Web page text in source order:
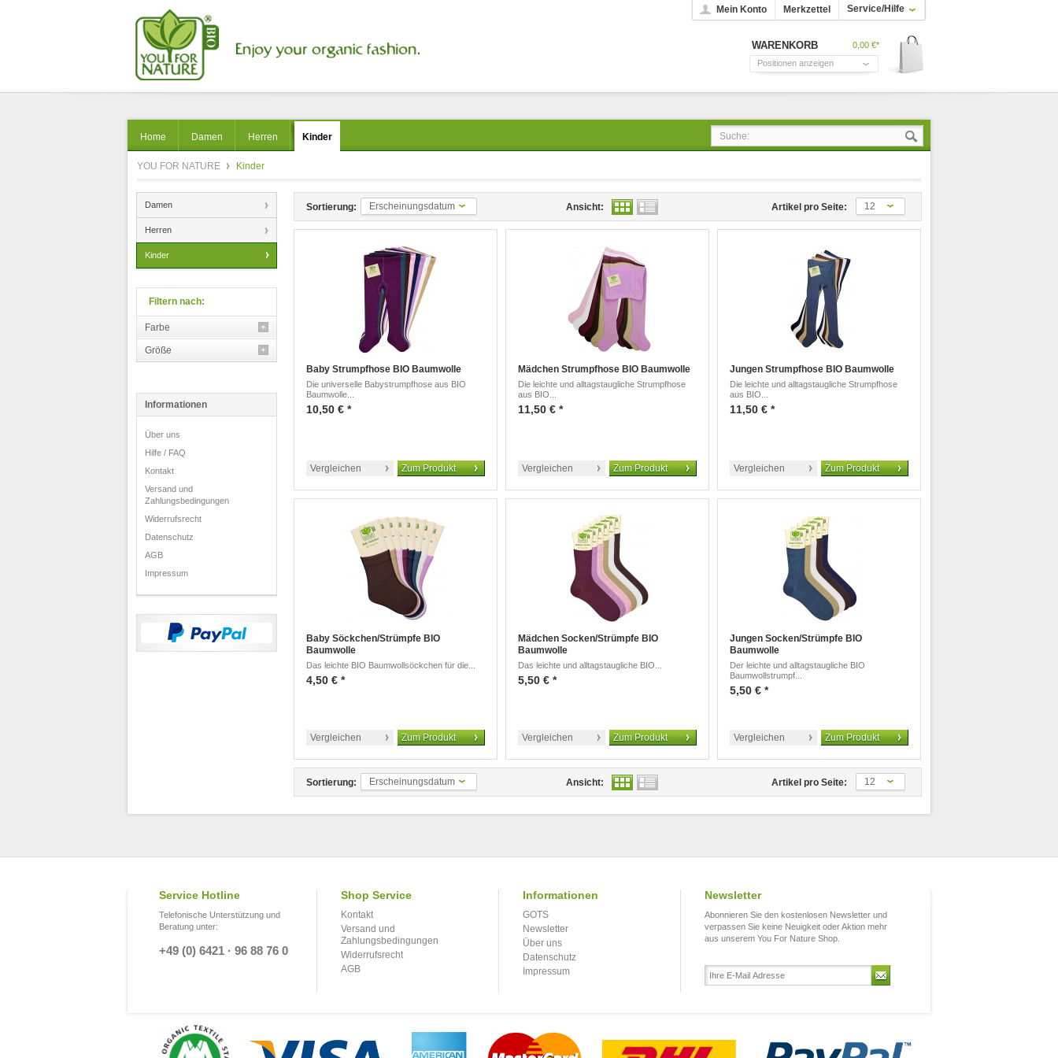
Mein Konto Merkzettel Service/Hilfe
WARENKORB
0,00 €*
Positionen anzeigen
Home Damen Herren Kinder
YOU FOR NATURE Kinder
Damen
Herren
Kinder
Filtern nach:
Farbe
Größe
Informationen
Über uns
Hilfe / FAQ
Kontakt
Versand und
Zahlungsbedingungen
Widerrufsrecht
Datenschutz
AGB
Impressum
Sortierung: Erscheinungsdatum Artikel pro Seite: 12
Ansicht:
Baby Strumpfhose BIO Baumwolle
Die universelle Babystrumpfhose aus BIO
Baumwolle...
10,50 € *
Vergleichen Zum Produkt
Mädchen Strumpfhose BIO Baumwolle
Die leichte und alltagstaugliche Strumpfhose
aus BIO...
11,50 € *
Vergleichen Zum Produkt
Jungen Strumpfhose BIO Baumwolle
Die leichte und alltagstaugliche Strumpfhose
aus BIO...
11,50 € *
Vergleichen Zum Produkt
Baby Söckchen/Strümpfe BIO
Baumwolle
Das leichte BIO Baumwollsöckchen für die...
4,50 € *
Vergleichen Zum Produkt
Mädchen Socken/Strümpfe BIO
Baumwolle
Das leichte und alltagstaugliche BIO...
5,50 € *
Vergleichen Zum Produkt
Jungen Socken/Strümpfe BIO
Baumwolle
Der leichte und alltagstaugliche BIO
Baumwollstrumpf...
5,50 € *
Vergleichen Zum Produkt
Sortierung: Erscheinungsdatum Artikel pro Seite: 12
Ansicht:
Service Hotline
Telefonische Unterstützung und
Beratung unter:
+49 (0) 6421 · 96 88 76 0
Shop Service
Kontakt
Versand und
Zahlungsbedingungen
Widerrufsrecht
AGB
Informationen
GOTS
Newsletter
Über uns
Datenschutz
Impressum
Newsletter
Abonnieren Sie den kostenlosen Newsletter und
verpassen Sie keine Neuigkeit oder Aktion mehr
aus unserem You For Nature Shop.